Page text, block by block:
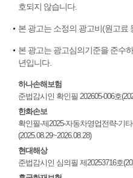
호되지 않습니다.
본 광고는 소정의 광고비(원고료
본 광고는 광고심의기준을 준수
년입니다.
하나손해보험
준법감시인 확인필 202605-006호
한화손보
확인필-제2025-자동차영업전략-기
(2025.08.29~2026.08.28)
현대해상
준법감시인 심의필 제20253716호